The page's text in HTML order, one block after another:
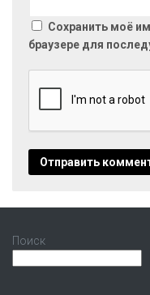
Сохранить моё
браузере для
Поиск